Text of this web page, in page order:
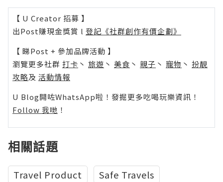
【 U Creator 招募 】
出Post賺現金獎賞 l 登記《社群創作有價企劃》
【 睇Post + 參加品牌活動 】
瀏覽更多社群 打卡 丶 旅遊 丶 美食 丶 親子 丶 寵物 丶 扮靚
攻略及 活動情報
U Blog開咗WhatsApp啦！發掘更多吃喝玩樂資訊！
Follow 我哋 ！
相關話題
Travel Product
Safe Travels